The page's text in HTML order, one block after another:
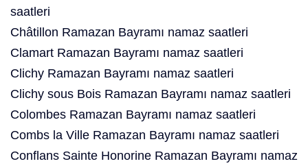
saatleri
Châtillon Ramazan Bayramı namaz saatleri
Clamart Ramazan Bayramı namaz saatleri
Clichy Ramazan Bayramı namaz saatleri
Clichy sous Bois Ramazan Bayramı namaz saatleri
Colombes Ramazan Bayramı namaz saatleri
Combs la Ville Ramazan Bayramı namaz saatleri
Conflans Sainte Honorine Ramazan Bayramı namaz